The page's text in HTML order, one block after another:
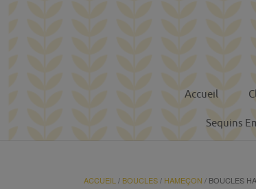
Accueil
Sequins
ACCUEIL / BOUCLES/ HAMEÇON / BOUCLES